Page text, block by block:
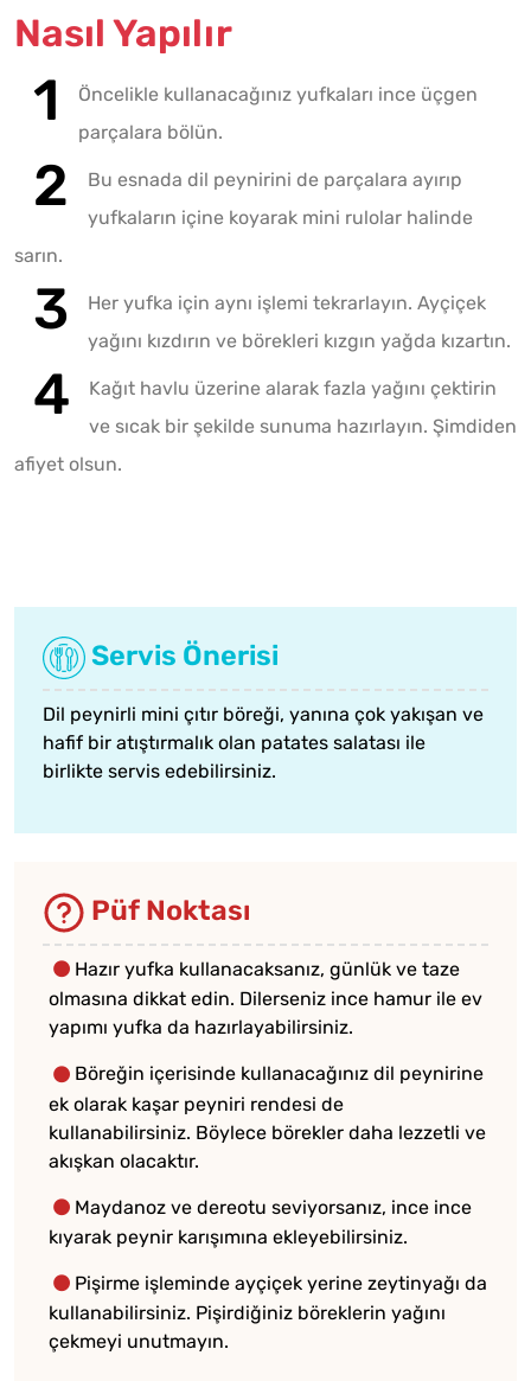
Nasıl Yapılır
Öncelikle kullanacağınız yufkaları ince üçgen
parçalara bölün.
Bu esnada dil peynirini de parçalara ayırıp
yufkaların içine koyarak mini rulolar halinde
sarın.
Her yufka için aynı işlemi tekrarlayın. Ayçiçek
yağını kızdırın ve börekleri kızgın yağda kızartın.
Kağıt havlu üzerine alarak fazla yağını çektirin
ve sıcak bir şekilde sunuma hazırlayın. Şimdiden
afiyet olsun.
Servis Önerisi
Dil peynirli mini çıtır böreği, yanına çok yakışan ve
hafif bir atıştırmalık olan patates salatası ile
birlikte servis edebilirsiniz.
Püf Noktası
Hazır yufka kullanacaksanız, günlük ve taze
olmasına dikkat edin. Dilerseniz ince hamur ile ev
yapımı yufka da hazırlayabilirsiniz.
Böreğin içerisinde kullanacağınız dil peynirine
ek olarak kaşar peyniri rendesi de
kullanabilirsiniz. Böylece börekler daha lezzetli ve
akışkan olacaktır.
Maydanoz ve dereotu seviyorsanız, ince ince
kıyarak peynir karışımına ekleyebilirsiniz.
Pişirme işleminde ayçiçek yerine zeytinyağı da
kullanabilirsiniz. Pişirdiğiniz böreklerin yağını
çekmeyi unutmayın.